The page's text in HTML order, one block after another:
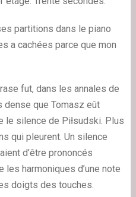
partitions dans le piano
a cachées parce que mon
fut, dans les annales de
dense que Tomasz eût
le silence de Piłsudski. Plus
qui pleurent. Un silence
d’être prononcés
les harmoniques d’une note
doigts des touches.